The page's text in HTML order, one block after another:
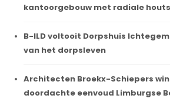
kantoorgebouw met radiale
B-ILD voltooit Dorpshuis
van het dorpsleven
Architecten Broekx-Schiepers
doordachte eenvoud Limburgse